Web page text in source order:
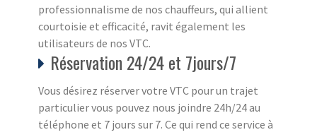
professionnalisme de nos chauffeurs, qui allient
courtoisie et efficacité, ravit également les
utilisateurs de nos VTC.
Réservation 24/24 et 7jours/7
Vous désirez réserver votre VTC pour un trajet
particulier vous pouvez nous joindre 24h/24 au
téléphone et 7 jours sur 7. Ce qui rend ce service à